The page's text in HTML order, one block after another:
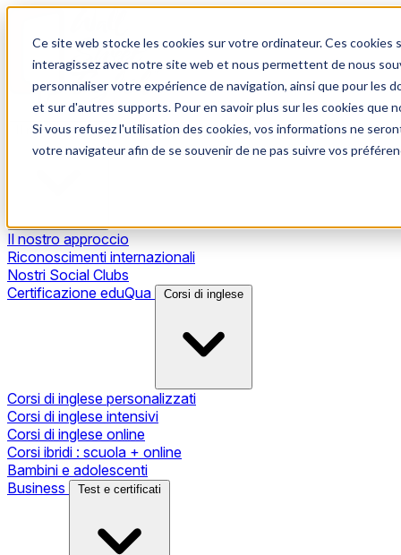
Ce site web stocke les cookies sur votre ordinateur. Ces
interagissez avec notre site web et nous permettent de nous
personnaliser votre expérience de navigation, ainsi que pour les
et sur d'autres supports. Pour en savoir plus sur les cookies
Si vous refusez l'utilisation des cookies, vos informations ne
votre navigateur afin de se souvenir de ne pas suivre vos
Il nostro metodo
Il nostro approccio
Riconoscimenti internazionali
Nostri Social Clubs
Certificazione eduQua
Corsi di inglese
Corsi di inglese personalizzati
Corsi di inglese intensivi
Corsi di inglese online
Corsi ibridi : scuola + online
Bambini e adolescenti
Business
Test e certificati